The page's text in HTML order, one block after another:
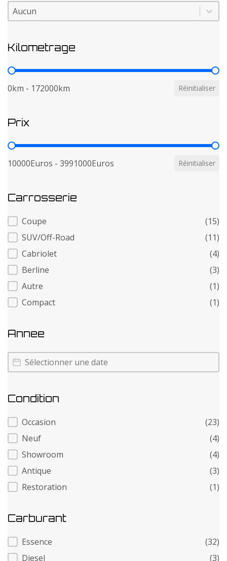
Couleur
Couleur
Kilometrage
Kilometrage
0km - 172000km Réinitialiser
Prix
Prix
10000Euros - 3991000Euros Réinitialiser
Carrosserie
Carrosserie
Coupe
(15)
SUV/Off-Road
(11)
Cabriolet
(4)
Berline
(3)
Autre
(1)
Compact
(1)
Annee
Annee
Annee
Condition
Condition
Occasion
(23)
Neuf
(4)
Showroom
(4)
Antique
(3)
Restoration
(1)
Carburant
Carburant
Essence
(32)
Diesel
(3)